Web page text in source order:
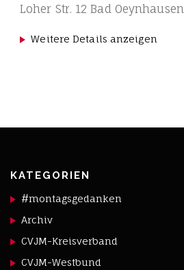
Loher Str. 12 Bad Oeynhausen
Weitere Details anzeigen
KATEGORIEN
#montagsgedanken
Archiv
CVJM-Kreisverband
CVJM-Westbund